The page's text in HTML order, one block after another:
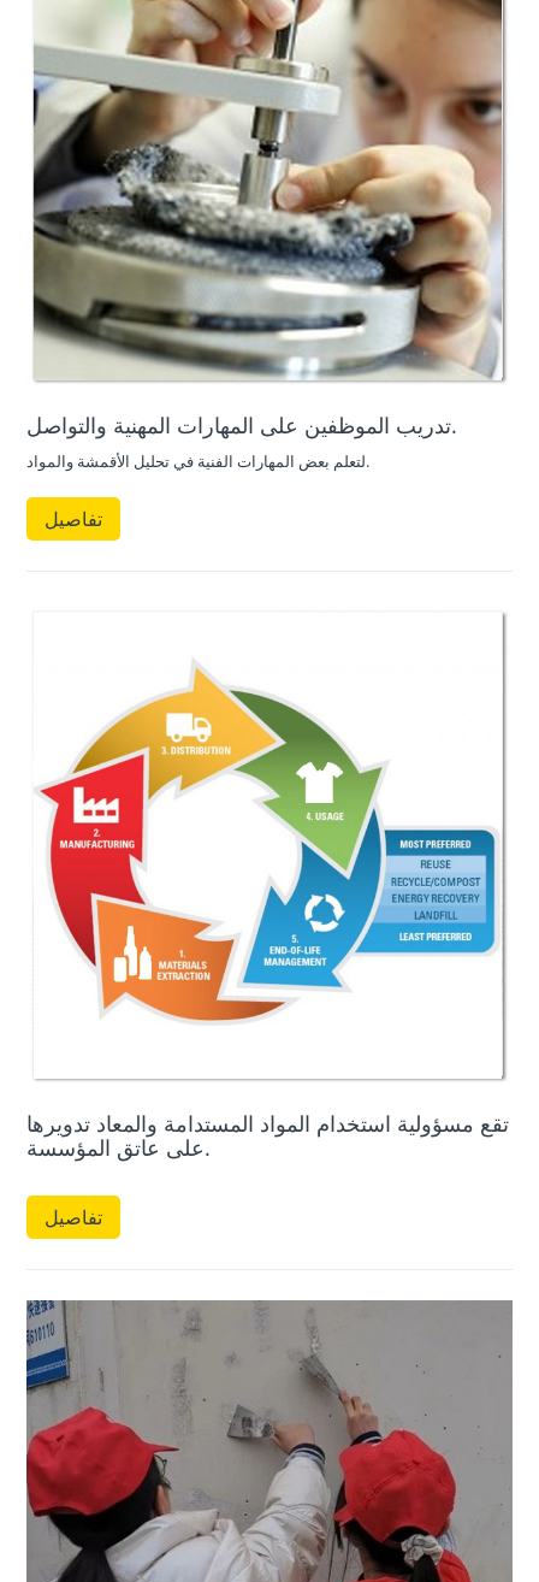
تدريب الموظفين على المهارات المهنية والتواصل.
لتعلم بعض المهارات الفنية في تحليل الأقمشة والمواد.
تفاصيل
تقع مسؤولية استخدام المواد المستدامة والمعاد تدويرها
على عاتق المؤسسة.
تفاصيل